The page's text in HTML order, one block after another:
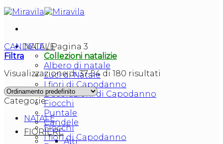
NATALE
Collezioni natalizie
Albero di natale
Luci di Natale
I fiori di Capodanno
Decorazioni di Capodanno
Fiocchi
Puntale
Candele
FIORIERE
Alti
CANDELE /Pagina 3
Filtra
Visualizzazione di 37-54 di 180 risultati
Categorie
NATALE
Fiocchi
I fiori di Capodanno